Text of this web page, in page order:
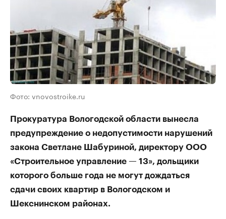
Фото: vnovostroike.ru
Прокуратура Вологодской области вынесла
предупреждение о недопустимости нарушений
закона Светлане Шабуриной, директору ООО
«Строительное управление — 13», дольщики
которого больше года не могут дождаться
сдачи своих квартир в Вологодском и
Шекснинском районах.